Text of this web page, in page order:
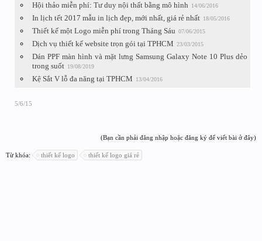
Hội thảo miễn phí: Tư duy nội thất bằng mô hình 14/06/2016
In lịch tết 2017 mẫu in lịch đẹp, mới nhất, giá rẻ nhất 18/05/2016
Thiết kế một Logo miễn phí trong Tháng Sáu 07/06/2015
Dịch vụ thiết kế website trọn gói tại TPHCM 23/03/2015
Dán PPF màn hình và mặt lưng Samsung Galaxy Note 10 Plus dẻo
trong suốt 19/08/2019
Kệ Sắt V lỗ đa năng tại TPHCM 13/04/2016
5/6/15
(Bạn cần phải đăng nhập hoặc đăng ký để viết bài ở đây)
Từ khóa: thiết kế logo thiết kế logo giá rẻ